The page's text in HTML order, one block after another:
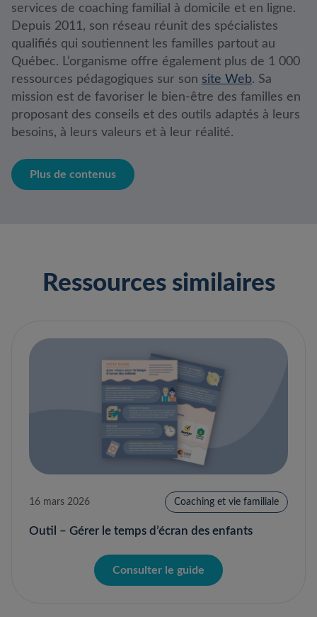
services de coaching familial à domicile et en ligne.
Depuis 2011, son réseau réunit des spécialistes
qualifiés qui soutiennent les familles partout au
Québec. L’organisme offre également plus de 1 000
ressources pédagogiques sur son site Web. Sa
mission est de favoriser le bien-être des familles en
proposant des conseils et des outils adaptés à leurs
besoins, à leurs valeurs et à leur réalité.
Plus de contenus
Ressources similaires
16 mars 2026 Coaching et vie familiale
Outil – Gérer le temps d’écran des enfants
Consulter le guide